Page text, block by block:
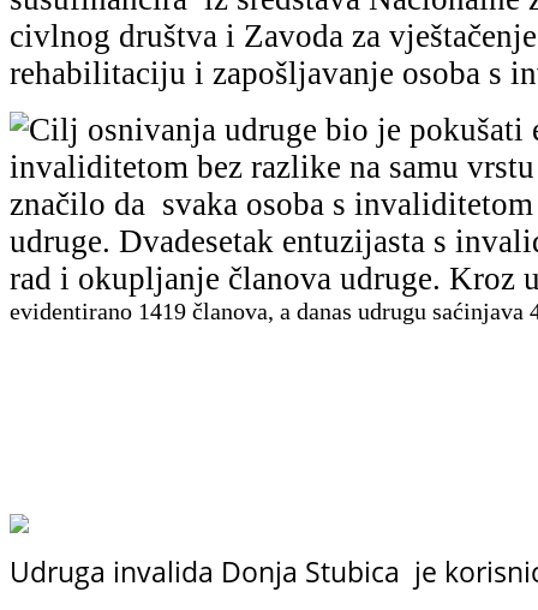
civlnog društva i Zavoda za
rehabilitaciju i zapošljavanje osoba s
Cilj osnivanja udruge bio je pokušati
invaliditetom bez razlike na samu
značilo da svaka osoba s
udruge. Dvadesetak entuzijasta s
rad i okupljanje članova udruge. Kroz
evidentirano 1419 članova, a danas udrugu saćinjava
Udruga invalida Donja Stubica je